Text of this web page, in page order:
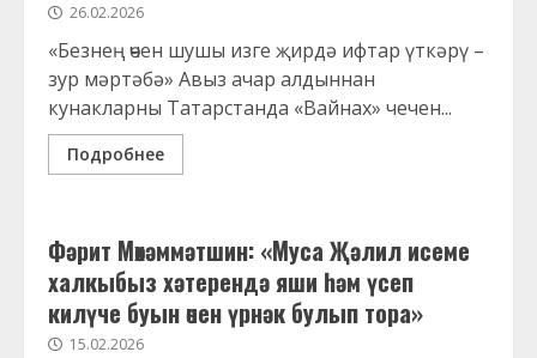
26.02.2026
«Безнең өчен шушы изге җирдә ифтар үткәрү –
зур мәртәбә» Авыз ачар алдыннан
кунакларны Татарстанда «Вайнах» чечен...
Подробнее
Фәрит Мөхәммәтшин: «Муса Җәлил исеме
халкыбыз хәтерендә яши һәм үсеп
килүче буын өчен үрнәк булып тора»
15.02.2026